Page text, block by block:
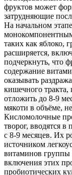
фруктов может
затрудняющие
На начальном
таких как яблоко,
расширяется,
подчеркнуть, что
содержание
оказывать
кишечного тракта,
отложить до 8-9
мякоти в объёме,
Кисломолочные
творог, вводятся в
с 8-9 месяцев. Их
источником
витаминов
включения этих
пробиотических